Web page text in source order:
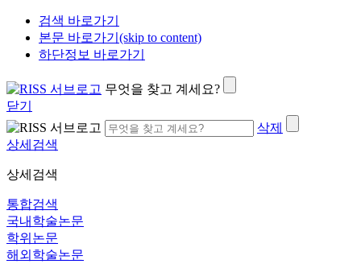
검색 바로가기
본문 바로가기(skip to content)
하단정보 바로가기
무엇을 찾고 계세요?
닫기
삭제
상세검색
상세검색
통합검색
국내학술논문
학위논문
해외학술논문